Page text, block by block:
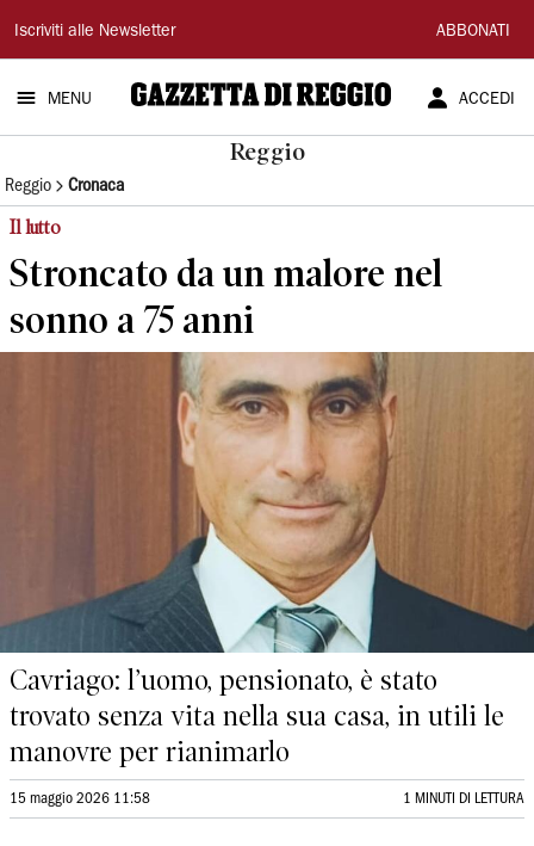
Gazzetta
di
Reggio
Iscriviti alle Newsletter ABBONATI
MENU ACCEDI
Reggio
Reggio Cronaca
Il lutto
Stroncato da un malore nel
sonno a 75 anni
Cavriago: l’uomo, pensionato, è stato
trovato senza vita nella sua casa, in utili le
manovre per rianimarlo
15 maggio 2026 11:58 1 MINUTI DI LETTURA